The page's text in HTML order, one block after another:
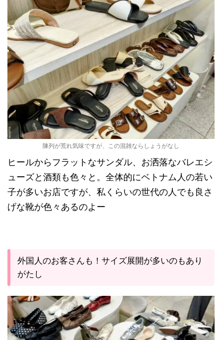
陳列が荒れ気味ですが、この混雑ならしょうがなし
ヒールからフラットなサンダル、お洒落なバレエシ
ューズと酒類も色々と。全体的にベトナム人の若い
子が多いお店ですが、私くらいの世代の人でも良さ
げな靴が色々あるのよー
外国人のお客さんも！サイズ展開が多いのもあり
がたし